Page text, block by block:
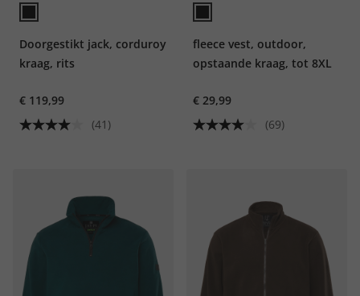
Doorgestikt jack, corduroy
kraag, rits
€ 119,99
(41)
fleece vest, outdoor,
opstaande kraag, tot 8XL
€ 29,99
(69)